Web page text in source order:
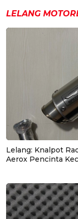
LELANG
Lelang: Knalpot
Aerox Pencinta